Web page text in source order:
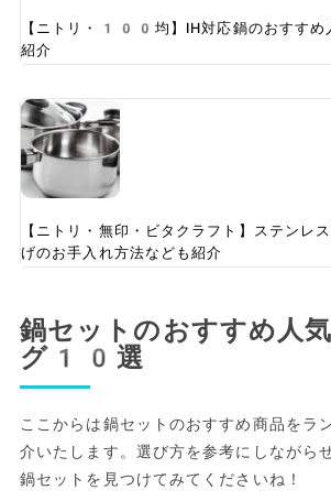
【ニトリ・100均】IH対応鍋のおすす
紹介
【ニトリ・無印・ビタクラフト】ステン
げのお手入れ方法なども紹介
鍋セットのおすすめ人
グ10選
ここからは鍋セットのおすすめ商品をラ
介いたします。選び方を参考にしながら
鍋セットを見つけてみてくださいね！